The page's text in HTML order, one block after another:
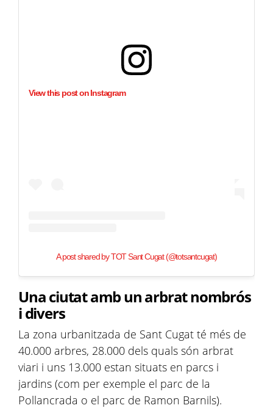
View this post on Instagram
A post shared by TOT Sant Cugat (@totsantcugat)
Una ciutat amb un arbrat nombrós
i divers
La zona urbanitzada de Sant Cugat té més de
40.000 arbres, 28.000 dels quals són arbrat
viari i uns 13.000 estan situats en parcs i
jardins (com per exemple el parc de la
Pollancrada o el parc de Ramon Barnils).